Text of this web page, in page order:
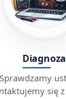
Diagnoza
Sprawdzamy
się